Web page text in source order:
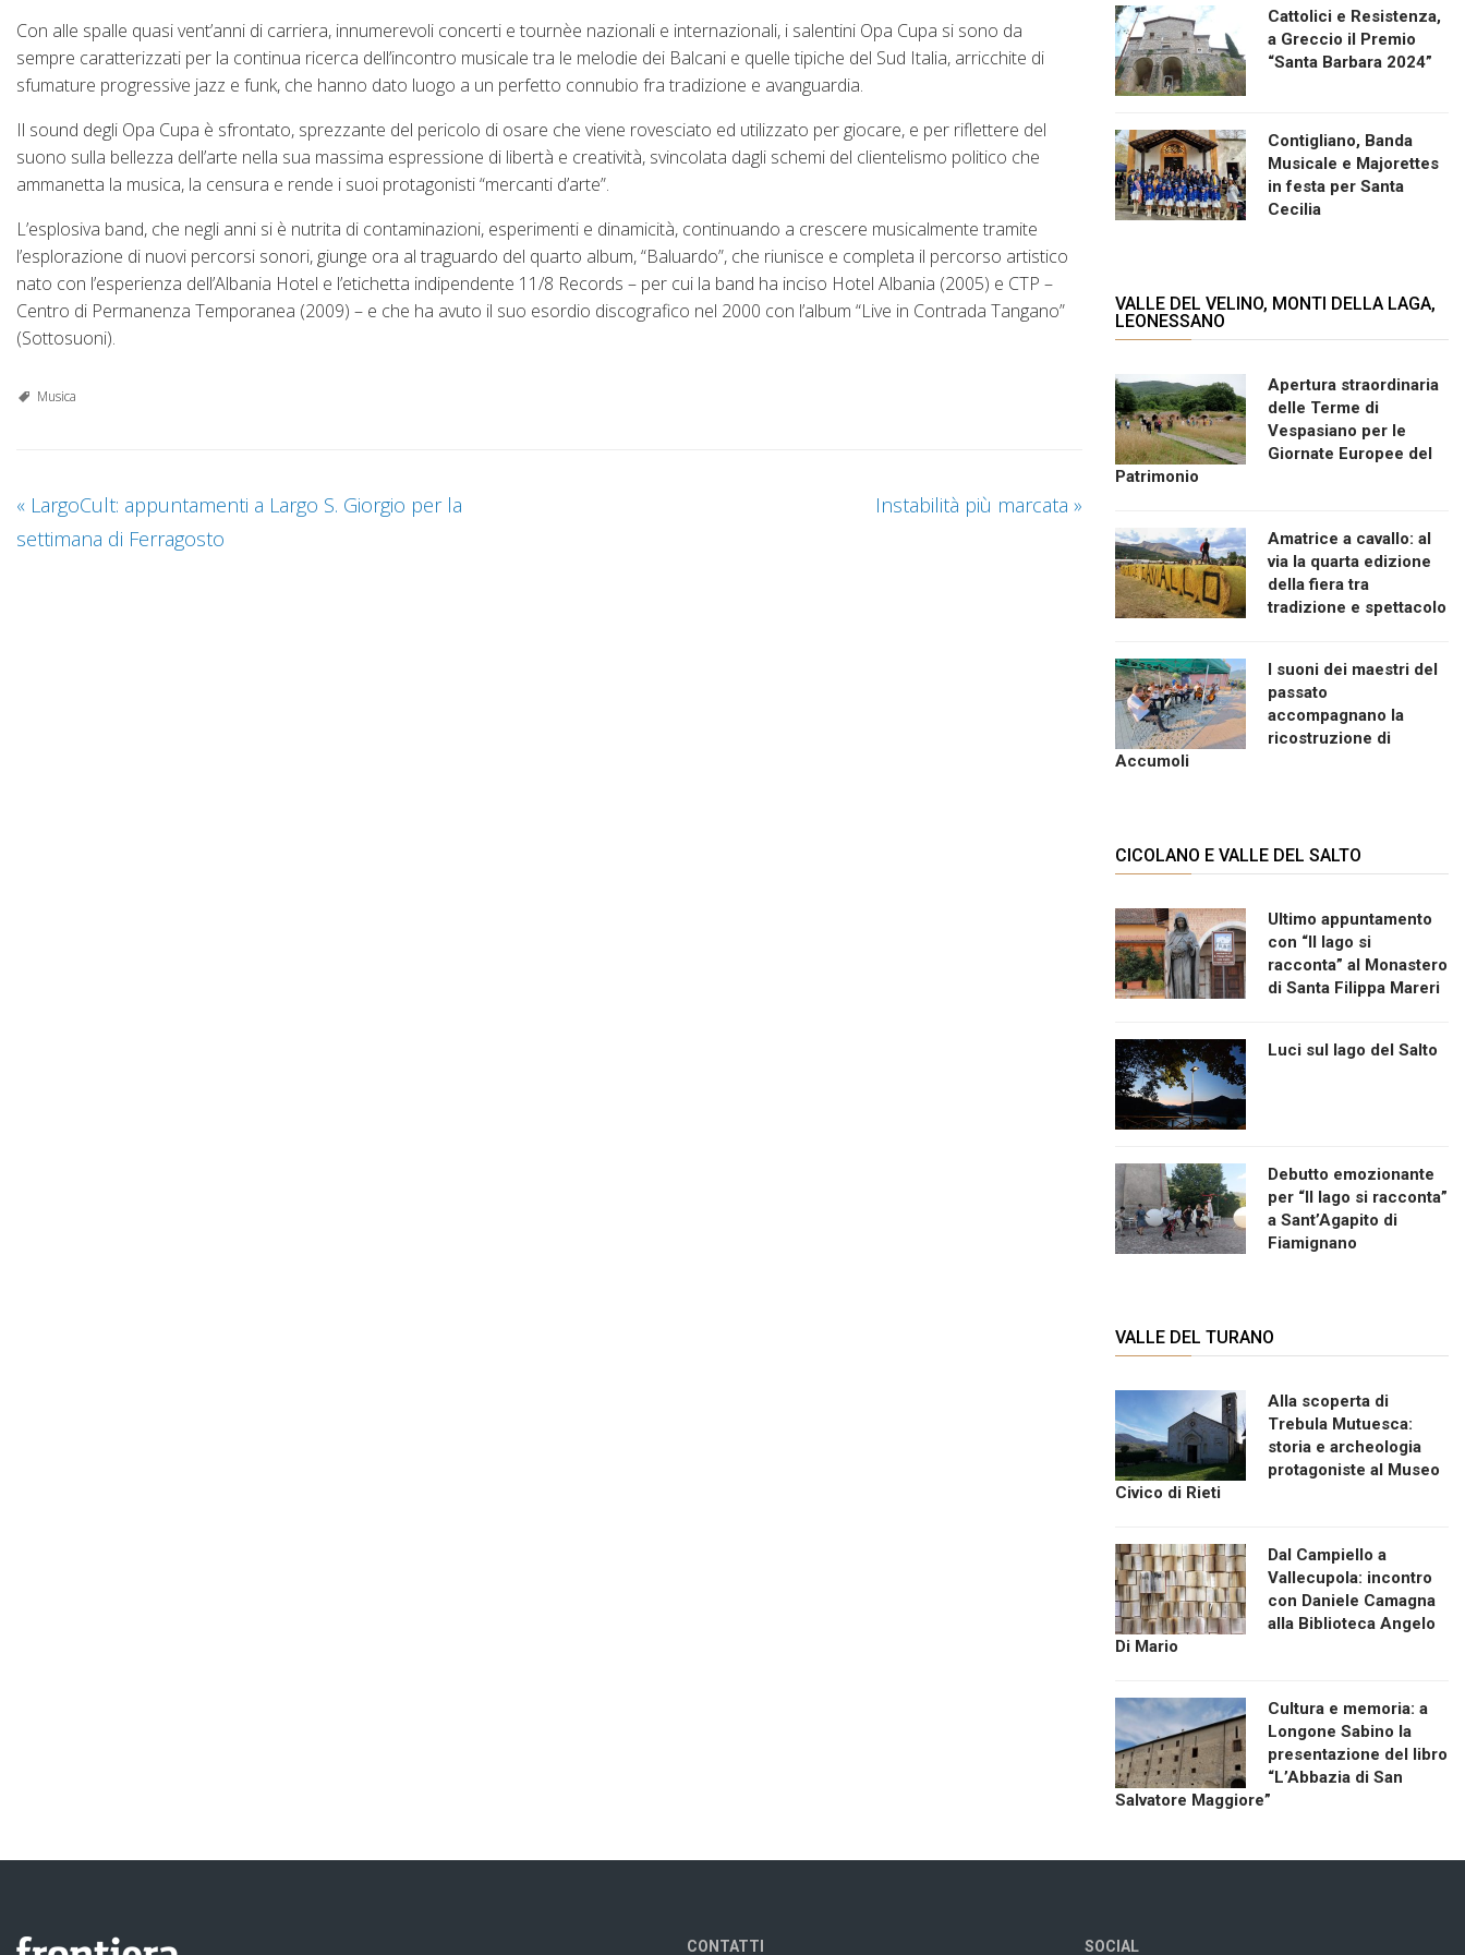
Con alle spalle quasi vent’anni di carriera, innumerevoli concerti e tournèe nazionali e internazionali, i salentini Opa Cupa si sono da
sempre caratterizzati per la continua ricerca dell’incontro musicale tra le melodie dei Balcani e quelle tipiche del Sud Italia, arricchite di
sfumature progressive jazz e funk, che hanno dato luogo a un perfetto connubio fra tradizione e avanguardia.
Il sound degli Opa Cupa è sfrontato, sprezzante del pericolo di osare che viene rovesciato ed utilizzato per giocare, e per riflettere del
suono sulla bellezza dell’arte nella sua massima espressione di libertà e creatività, svincolata dagli schemi del clientelismo politico che
ammanetta la musica, la censura e rende i suoi protagonisti “mercanti d’arte”.
L’esplosiva band, che negli anni si è nutrita di contaminazioni, esperimenti e dinamicità, continuando a crescere musicalmente tramite
l’esplorazione di nuovi percorsi sonori, giunge ora al traguardo del quarto album, “Baluardo”, che riunisce e completa il percorso artistico
nato con l’esperienza dell’Albania Hotel e l’etichetta indipendente 11/8 Records – per cui la band ha inciso Hotel Albania (2005) e CTP –
Centro di Permanenza Temporanea (2009) – e che ha avuto il suo esordio discografico nel 2000 con l’album “Live in Contrada Tangano”
(Sottosuoni).
Musica
« LargoCult: appuntamenti a Largo S. Giorgio per la
settimana di Ferragosto
Instabilità più marcata »
Cattolici e Resistenza,
a Greccio il Premio
“Santa Barbara 2024”
Contigliano, Banda
Musicale e Majorettes
in festa per Santa
Cecilia
VALLE DEL VELINO, MONTI DELLA LAGA,
LEONESSANO
Apertura straordinaria
delle Terme di
Vespasiano per le
Giornate Europee del
Patrimonio
Amatrice a cavallo: al
via la quarta edizione
della fiera tra
tradizione e spettacolo
I suoni dei maestri del
passato
accompagnano la
ricostruzione di
Accumoli
CICOLANO E VALLE DEL SALTO
Ultimo appuntamento
con “Il lago si
racconta” al Monastero
di Santa Filippa Mareri
Luci sul lago del Salto
Debutto emozionante
per “Il lago si racconta”
a Sant’Agapito di
Fiamignano
VALLE DEL TURANO
Alla scoperta di
Trebula Mutuesca:
storia e archeologia
protagoniste al Museo
Civico di Rieti
Dal Campiello a
Vallecupola: incontro
con Daniele Camagna
alla Biblioteca Angelo
Di Mario
Cultura e memoria: a
Longone Sabino la
presentazione del libro
“L’Abbazia di San
Salvatore Maggiore”
CONTATTI SOCIAL